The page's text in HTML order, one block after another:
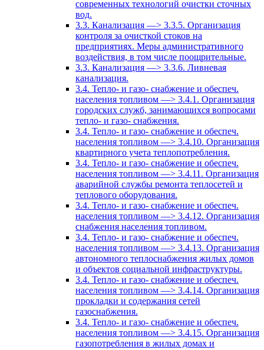
современных технологий очистки сточных
вод.
3.3. Канализация —> 3.3.5. Организация
контроля за очисткой стоков на
предприятиях. Меры административного
воздействия, в том числе поощрительные.
3.3. Канализация —> 3.3.6. Ливневая
канализация.
3.4. Тепло- и газо- снабжение и обеспеч.
населения топливом —> 3.4.1. Организация
городских служб, занимающихся вопросами
тепло- и газо- снабжения.
3.4. Тепло- и газо- снабжение и обеспеч.
населения топливом —> 3.4.10. Организация
квартирного учета теплопотребления.
3.4. Тепло- и газо- снабжение и обеспеч.
населения топливом —> 3.4.11. Организация
аварийной службы ремонта теплосетей и
теплового оборудования.
3.4. Тепло- и газо- снабжение и обеспеч.
населения топливом —> 3.4.12. Организация
снабжения населения топливом.
3.4. Тепло- и газо- снабжение и обеспеч.
населения топливом —> 3.4.13. Организация
автономного теплоснабжения жилых домов
и объектов социальной инфраструктуры.
3.4. Тепло- и газо- снабжение и обеспеч.
населения топливом —> 3.4.14. Организация
прокладки и содержания сетей
газоснабжения.
3.4. Тепло- и газо- снабжение и обеспеч.
населения топливом —> 3.4.15. Организация
газопотребления в жилых домах и